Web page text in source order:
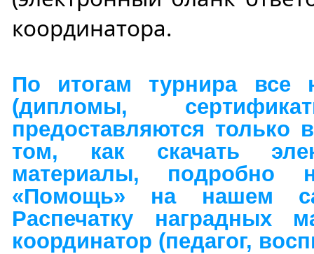
координатора.
По итогам турнира все
(дипломы,
предоставляются только
том, как скачать
материалы, подробно
«Помощь» на нашем
Распечатку наградных
координатор (педагог,